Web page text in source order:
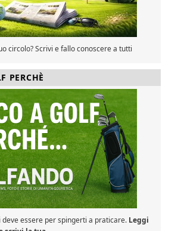
circolo? Scrivi e fallo conoscere a tutti
PERCHÈ
deve essere per spingerti a praticare. Leggi